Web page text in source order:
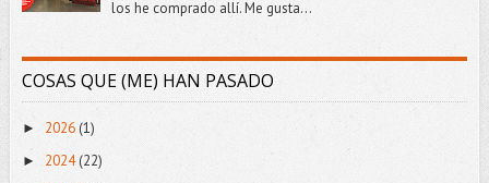
los he comprado allí. Me gusta...
COSAS QUE (ME) HAN PASADO
► 2026(1)
► 2024(22)